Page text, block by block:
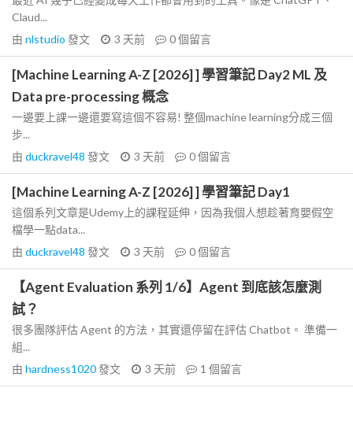
Claud...
由 nlstudio 發文 3 天前 0個留言
[Machine Learning A-Z [2026] ] 學習筆記 Day2 ML 及
Data pre-processing 概念
一邊要上課一邊還要寫這個不容易! 整個machine learning分成三個
步...
由 duckravel48 發文 3 天前 0個留言
[Machine Learning A-Z [2026] ] 學習筆記 Day1
這個系列文章是Udemy上的課程延伸，因為我個人想趁著育嬰假空
檔學一點data...
由 duckravel48 發文 3 天前 0個留言
【Agent Evaluation 系列 1/6】Agent 到底該怎麼測
試？
很多團隊評估 Agent 的方法，其實還停留在評估 Chatbot。 準備一
組...
由 hardness1020發文 3 天前 1 個留言